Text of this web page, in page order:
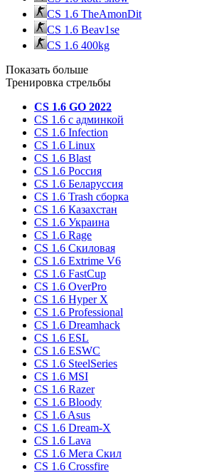
CS 1.6 TheAmonDit
CS 1.6 Beav1se
CS 1.6 400kg
Показать больше
Тренировка стрельбы
CS 1.6 GO 2022
CS 1.6 с админкой
CS 1.6 Infection
CS 1.6 Linux
CS 1.6 Blast
CS 1.6 Россия
CS 1.6 Беларуссия
CS 1.6 Trash сборка
CS 1.6 Казахстан
CS 1.6 Украина
CS 1.6 Rage
CS 1.6 Скиловая
CS 1.6 Extrime V6
CS 1.6 FastCup
CS 1.6 OverPro
CS 1.6 Hyper X
CS 1.6 Professional
CS 1.6 Dreamhack
CS 1.6 ESL
CS 1.6 ESWC
CS 1.6 SteelSeries
CS 1.6 MSI
CS 1.6 Razer
CS 1.6 Bloody
CS 1.6 Asus
CS 1.6 Dream-X
CS 1.6 Lava
CS 1.6 Мега Скил
CS 1.6 Crossfire